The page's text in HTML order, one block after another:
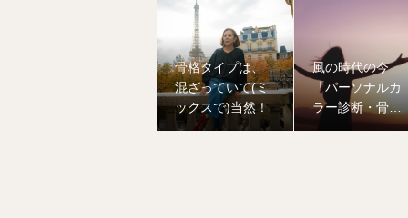
骨格タイプは、
混ざっていて(ミ
ックスで)当然！
風の時代の今
「パーソナルカ
ラー診断・骨格
診断」は必要な